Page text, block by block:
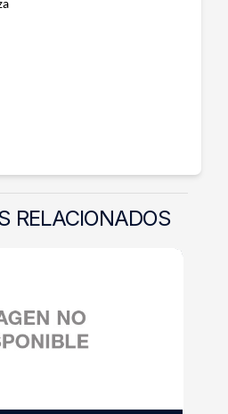
RELACIONADOS